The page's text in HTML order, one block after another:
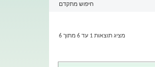
חיפוש מתקדם
מציג תוצאות 1 עד 6 מתוך 6